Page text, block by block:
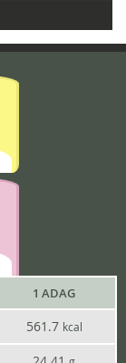
1 ADAG
561.7 kcal